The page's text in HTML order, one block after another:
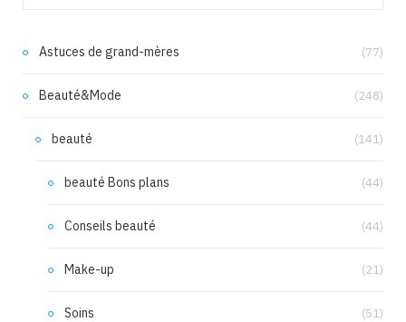
Astuces de grand-mères (77)
Beauté&Mode (248)
beauté (141)
beauté Bons plans (44)
Conseils beauté (44)
Make-up (21)
Soins (51)